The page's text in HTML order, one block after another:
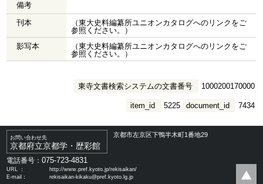
備考
刊本
（東大史料編纂所ユニオンカタログへのリンクをご
参照ください。）
影写本
（東大史料編纂所ユニオンカタログへのリンクをご
参照ください。）
東寺文書検索システムの文書番号 1000200170000
document_id 7434
item_id 5225
お問い合わせ先
京都府立京都学・歴彩館
京都市左京区下鴨半木町1番地29
電話番号：075-723-4831
URL ：
http://www.pref.kyoto.jp/rekisaikan/
E-mail：
rekisaikan-kikaku@pref.kyoto.lg.jp